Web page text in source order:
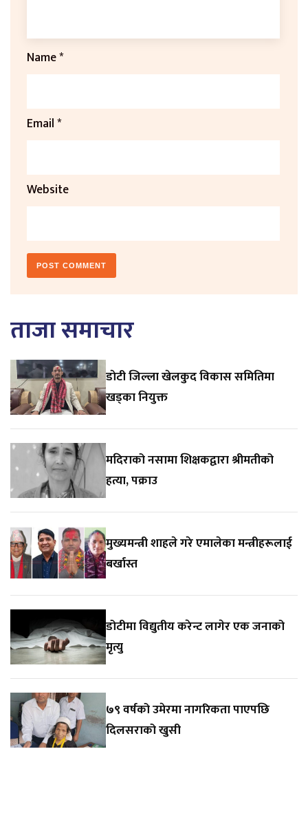
Name*
Email*
Website
ताजा समाचार
डाेटी जिल्ला खेलकुद विकास समितिमा
खड्का नियुक्त
मदिराको नसामा शिक्षकद्वारा श्रीमतीको
हत्या, पक्राउ
मुख्यमन्त्री शाहले गरे एमालेका मन्त्रीहरूलाई
बर्खास्त
डोटीमा विद्युतीय करेन्ट लागेर एक जनाको
मृत्यु
७९ वर्षको उमेरमा नागरिकता पाएपछि
दिलसराको खुसी